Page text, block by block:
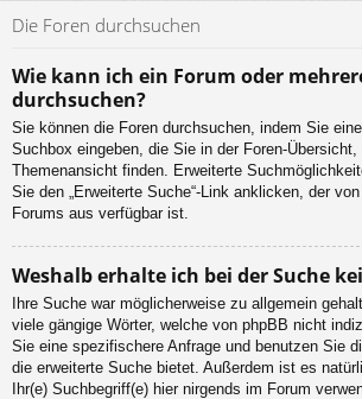
Die Foren durchsuchen
Wie kann ich ein Forum oder
durchsuchen?
Sie können die Foren durchsuchen, indem Sie
Suchbox eingeben, die Sie in der Foren-Übersicht,
Themenansicht finden. Erweiterte
Sie den „Erweiterte Suche“-Link anklicken, der
Forums aus verfügbar ist.
Weshalb erhalte ich bei der Suche
Ihre Suche war möglicherweise zu allgemein
viele gängige Wörter, welche von phpBB nicht
Sie eine spezifischere Anfrage und benutzen Sie
die erweiterte Suche bietet. Außerdem ist es
Ihr(e) Suchbegriff(e) hier nirgends im Forum